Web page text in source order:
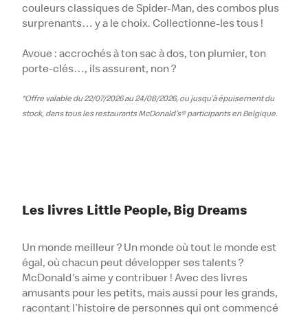
couleurs classiques de Spider-Man, des combos plus
surprenants… y a le choix. Collectionne-les tous !
Avoue : accrochés à ton sac à dos, ton plumier, ton
porte-clés…, ils assurent, non ?
*Offre valable du 22/07/2026 au 24/08/2026, ou jusqu’à épuisement du
stock, dans tous les restaurants McDonald's® participants en Belgique.
Les livres Little People, Big Dreams
Un monde meilleur ? Un monde où tout le monde est
égal, où chacun peut développer ses talents ?
McDonald's aime y contribuer ! Avec des livres
amusants pour les petits, mais aussi pour les grands,
racontant l’histoire de personnes qui ont commencé